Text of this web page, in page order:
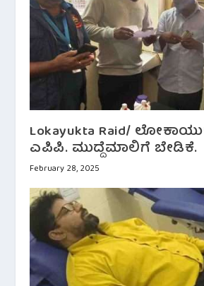
Lokayukta Raid/
ಎಪಿಪಿ. ಮುದ್ದೆಮಾಲಿಗೆ ಬೇಡಿಕೆ.
February 28, 2025